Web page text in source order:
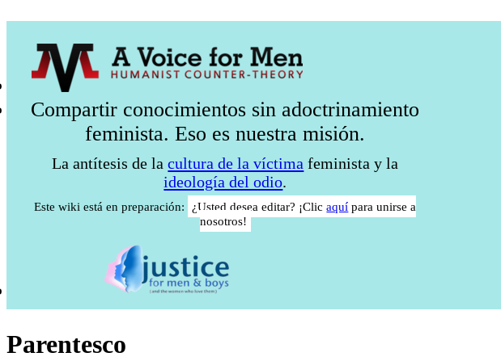
Compartir conocimientos sin adoctrinamiento
feminista. Eso es nuestra misión.
La antítesis de lacultura de la víctima feminista y la
ideología del odio.
Este wiki está en preparación: ¿Usted desea editar? ¡Clicaquí para unirse a
nosotros!
Parentesco